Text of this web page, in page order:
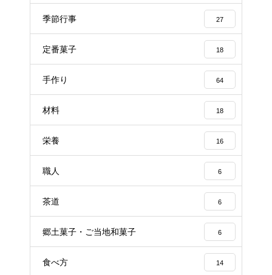
季節行事 27
定番菓子 18
手作り 64
材料 18
栄養 16
職人 6
茶道 6
郷土菓子・ご当地和菓子 6
食べ方 14